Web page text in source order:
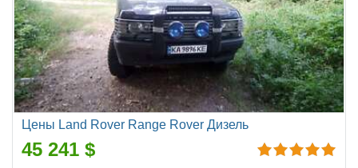
Цены Land Rover Range Rover Дизель
45 241 $